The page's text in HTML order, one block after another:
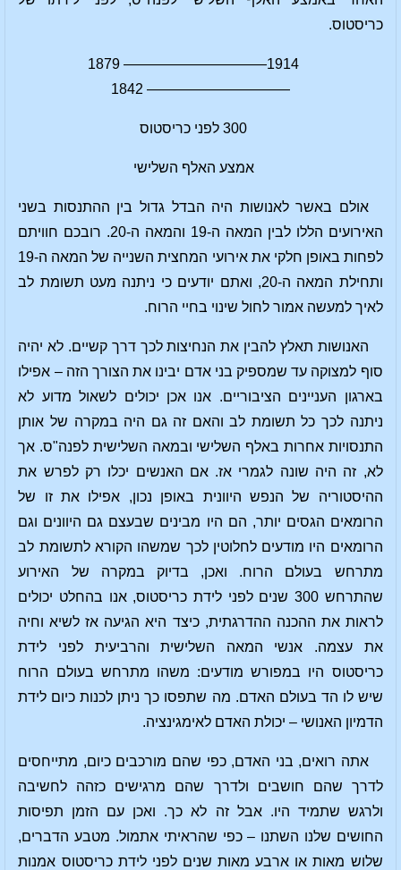
כריסטוס.
1914—————————— 1879
—————————— 1842
300 לפני כריסטוס
אמצע האלף השלישי
אולם באשר לאנושות היה הבדל גדול בין ההתנסות בשני
האירועים הללו לבין המאה ה-19 והמאה ה-20. רובכם חוויתם
לפחות באופן חלקי את אירועי המחצית השנייה של המאה ה-19
ותחילת המאה ה-20, ואתם יודעים כי ניתנה מעט תשומת לב
לאיך למעשה אמור לחול שינוי בחיי הרוח.
האנושות תאלץ להבין את הנחיצות לכך דרך קשיים. לא יהיה
סוף למצוקה עד שמספיק בני אדם יבינו את הצורך הזה – אפילו
בארגון העניינים הציבוריים. אנו אכן יכולים לשאול מדוע לא
ניתנה לכך כל תשומת לב והאם זה גם היה במקרה של אותן
התנסויות אחרות באלף השלישי ובמאה השלישית לפנה"ס. אך
לא, זה היה שונה לגמרי אז. אם האנשים יכלו רק לפרש את
ההיסטוריה של הנפש היוונית באופן נכון, אפילו את זו של
הרומאים הגסים יותר, הם היו מבינים שבעצם גם היוונים וגם
הרומאים היו מודעים לחלוטין לכך שמשהו הקורא לתשומת לב
מתרחש בעולם הרוח. ואכן, בדיוק במקרה של האירוע
שהתרחש 300 שנים לפני לידת כריסטוס, אנו בהחלט יכולים
לראות את ההכנה ההדרגתית, כיצד היא הגיעה אז לשיא וחיה
את עצמה. אנשי המאה השלישית והרביעית לפני לידת
כריסטוס היו במפורש מודעים: משהו מתרחש בעולם הרוח
שיש לו הד בעולם האדם. מה שתפסו כך ניתן לכנות כיום לידת
הדמיון האנושי – יכולת האדם לאימגינציה.
אתה רואים, בני האדם, כפי שהם מורכבים כיום, מתייחסים
לדרך שהם חושבים ולדרך שהם מרגישים כזהה לחשיבה
ולרגש שתמיד היו. אבל זה לא כך. ואכן עם הזמן תפיסות
החושים שלנו השתנו – כפי שהראיתי אתמול. מטבע הדברים,
שלוש מאות או ארבע מאות שנים לפני לידת כריסטוס אמנות